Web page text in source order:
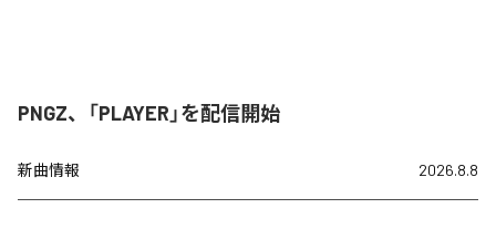
PNGZ、「PLAYER」を配信開始
新曲情報 2026.8.8